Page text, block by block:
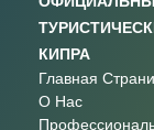
КИПРА
Главная
О Нас